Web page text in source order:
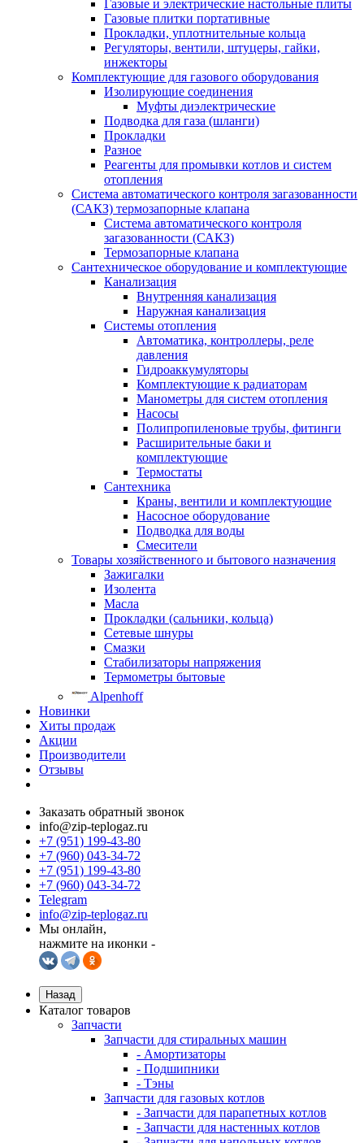
Газовые и электрические настольные плиты
Газовые плитки портативные
Прокладки, уплотнительные кольца
Регуляторы, вентили, штуцеры, гайки,
инжекторы
Комплектующие для газового оборудования
Изолирующие соединения
Муфты диэлектрические
Подводка для газа (шланги)
Прокладки
Разное
Реагенты для промывки котлов и систем
отопления
Система автоматического контроля загазованности
(САКЗ) термозапорные клапана
Система автоматического контроля
загазованности (САКЗ)
Термозапорные клапана
Сантехническое оборудование и комплектующие
Канализация
Внутренняя канализация
Наружная канализация
Системы отопления
Автоматика, контроллеры, реле
давления
Гидроаккумуляторы
Комплектующие к радиаторам
Манометры для систем отопления
Насосы
Полипропиленовые трубы, фитинги
Расширительные баки и
комплектующие
Термостаты
Сантехника
Краны, вентили и комплектующие
Насосное оборудование
Подводка для воды
Смесители
Товары хозяйственного и бытового назначения
Зажигалки
Изолента
Масла
Прокладки (сальники, кольца)
Сетевые шнуры
Смазки
Стабилизаторы напряжения
Термометры бытовые
Alpenhoff
Новинки
Хиты продаж
Акции
Производители
Отзывы
Заказать обратный звонок
info@zip-teplogaz.ru
+7 (951) 199-43-80
+7 (960) 043-34-72
+7 (951) 199-43-80
+7 (960) 043-34-72
Telegram
info@zip-teplogaz.ru
Мы онлайн,
нажмите на иконки -
Назад
Каталог товаров
Запчасти
Запчасти для стиральных машин
- Амортизаторы
- Подшипники
- Тэны
Запчасти для газовых котлов
- Запчасти для парапетных котлов
- Запчасти для настенных котлов